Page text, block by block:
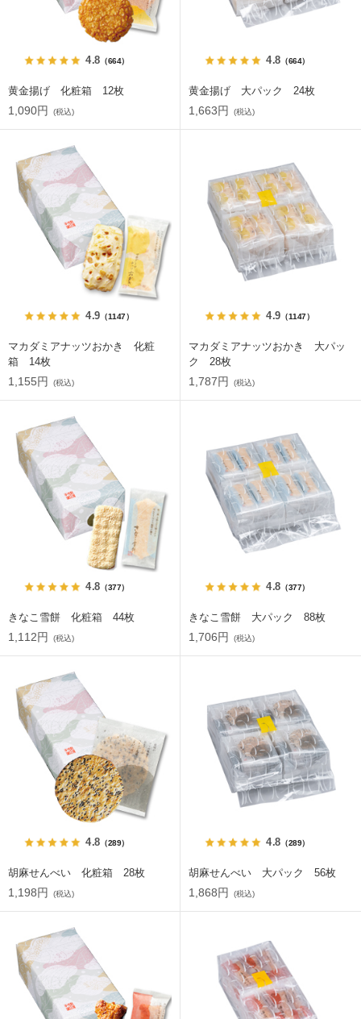
4.8（664）
黄金揚げ 化粧箱 12枚
1,090円 (税込)
4.8 （664）
黄金揚げ 大パック 24枚
1,663円 (税込)
4.9（1147）
マカダミアナッツおかき 化粧
箱 14枚
1,155円 (税込)
4.9 （1147）
マカダミアナッツおかき 大パッ
ク 28枚
1,787円 (税込)
4.8（377）
きなこ雪餅 化粧箱 44枚
1,112円 (税込)
4.8 （377）
きなこ雪餅 大パック 88枚
1,706円 (税込)
4.8（289）
胡麻せんべい 化粧箱 28枚
1,198円 (税込)
4.8 （289）
胡麻せんべい 大パック 56枚
1,868円 (税込)